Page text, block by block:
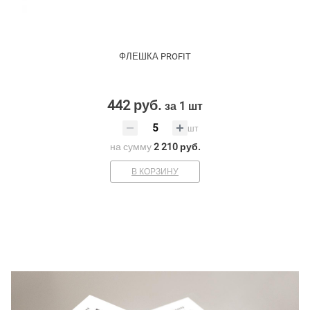
ФЛЕШКА PROFIT
442 руб. за 1 шт
шт
на сумму2 210 руб.
В КОРЗИНУ